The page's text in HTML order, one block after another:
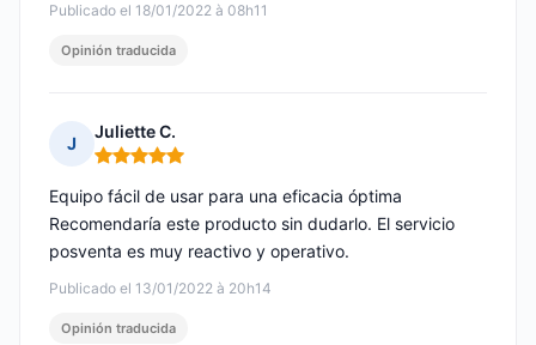
Publicado el 18/01/2022 à 08h11
Opinión traducida
J
Juliette C.
Nota: 5 de 5
Publicado el 13/01/2022 à 20h14
Equipo fácil de usar para una eficacia óptima
Recomendaría este producto sin dudarlo. El servicio
posventa es muy reactivo y operativo.
Opinión traducida